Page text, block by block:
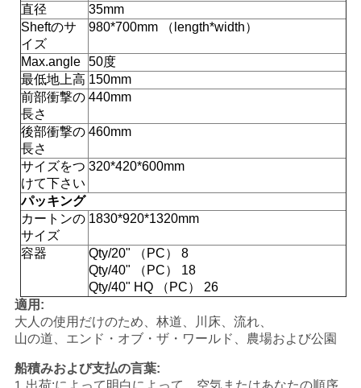
リ
シ
ー
直径
35mm
Sheftのサ
イズ
980*700mm （length*width）
Max.angle 50度
最低地上高 150mm
前部衝撃の
長さ
440mm
後部衝撃の
長さ
460mm
サイズをつ
けて下さい
320*420*600mm
パッキング
カートンの
サイズ
1830*920*1320mm
容器
Qty/20" （PC） 8
Qty/40" （PC） 18
Qty/40" HQ （PC） 26
適用:
大人の使用だけのため、林道、川床、流れ、
山の道、エンド・オブ・ザ・ワールド、農場および公園
船積みおよび支払の言葉: